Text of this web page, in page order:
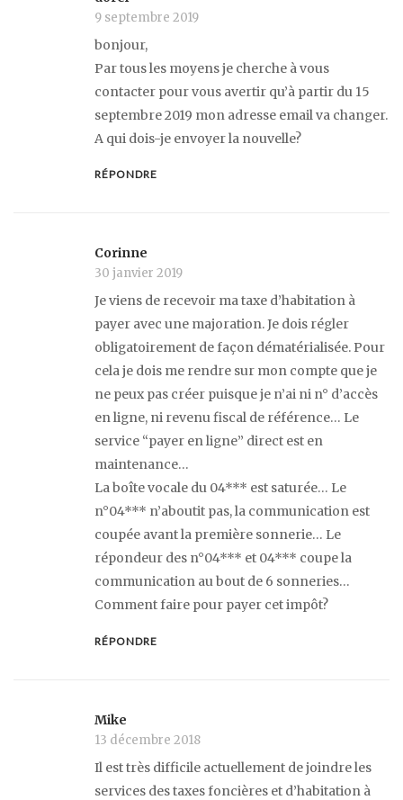
9 septembre 2019
bonjour,
Par tous les moyens je cherche à vous
contacter pour vous avertir qu’à partir du 15
septembre 2019 mon adresse email va changer.
A qui dois-je envoyer la nouvelle?
RÉPONDRE
Corinne
30 janvier 2019
Je viens de recevoir ma taxe d’habitation à
payer avec une majoration. Je dois régler
obligatoirement de façon dématérialisée. Pour
cela je dois me rendre sur mon compte que je
ne peux pas créer puisque je n’ai ni n° d’accès
en ligne, ni revenu fiscal de référence… Le
service “payer en ligne” direct est en
maintenance…
La boîte vocale du 04*** est saturée… Le
n°04*** n’aboutit pas, la communication est
coupée avant la première sonnerie… Le
répondeur des n°04*** et 04*** coupe la
communication au bout de 6 sonneries…
Comment faire pour payer cet impôt?
RÉPONDRE
Mike
13 décembre 2018
Il est très difficile actuellement de joindre les
services des taxes foncières et d’habitation à